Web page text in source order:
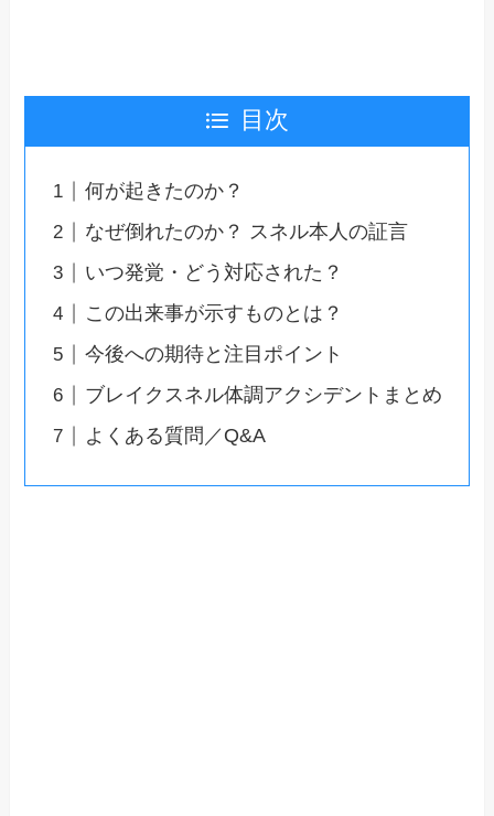
目次
何が起きたのか？
なぜ倒れたのか？ スネル本人の証言
いつ発覚・どう対応された？
この出来事が示すものとは？
今後への期待と注目ポイント
ブレイクスネル体調アクシデントまとめ
よくある質問／Q&A